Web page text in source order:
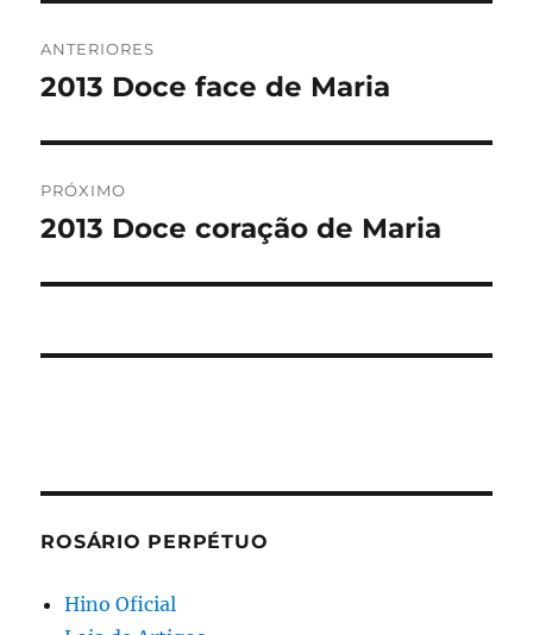
de
ANTERIORES
Post
2013 Doce face de Maria
PRÓXIMO
Próximo
2013 Doce coração de Maria
ROSÁRIO PERPÉTUO
Hino Oficial